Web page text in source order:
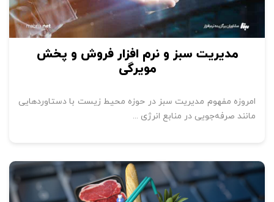
مدیریت سبز و نرم افزار فروش و پخش
مویرگی
امروزه مفهوم مدیریت سبز در حوزه محیط زیست با دستاوردهایی
مانند صرفه‌جویی در منابع انرژی ...